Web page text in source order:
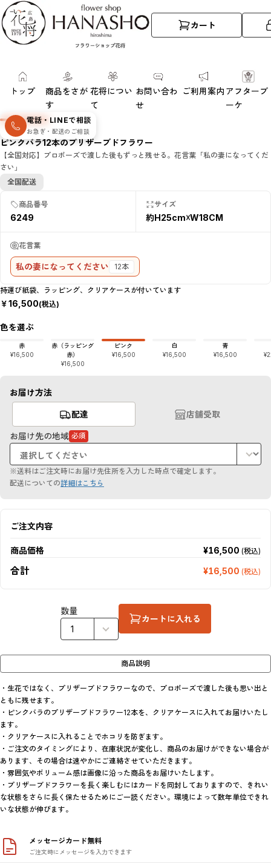
カート
トップ
商品をさが
す
花将につい
て
お問い合わ
せ
ご利用案内 アフターブ
ーケ
ピンクバラ12本のプリザーブドフラワー
【全国対応】プロポーズで渡した後もずっと残せる。花言葉「私の妻になってくだ
さい」
全国配送
商品番号
6249
サイズ
約H25cm☓W18CM
花言葉
私の妻になってください 12本
持運び紙袋、ラッピング、クリアケースが付いています
￥16,500(税込)
色を選ぶ
赤
¥16,500
赤（ラッピング
赤）
¥16,500
ピンク
¥16,500
白
¥16,500
青
¥16,500
お届け方法
配達 店舗受取
お届け先の地域 必須
（必
須
項
目）
※送料はご注文時にお届け先住所を入力した時点で確定します。
配送についての詳細はこちら
ご注文内容
商品価格 ¥16,500 (税込)
合計 ¥16,500 (税込)
数量
カートに入れる
商品説明
・生花ではなく、プリザーブドフラワーなので、プロポーズで渡した後も思い出と
ともに残せます。
・ピンクバラのプリザーブドフラワー12本を、クリアケースに入れてお届けいたし
ます。
・クリアケースに入れることでホコリを防ぎます。
・ご注文のタイミングにより、在庫状況が変化し、商品のお届けができない場合が
あります、その場合は速やかにご連絡させていただきます。
・雰囲気やボリューム感は画像に沿った商品をお届けいたします。
・プリザーブドフラワーを長く楽しむにはカードを同封しておりますので、きれい
な状態をさらに長く保たせるためにご一読ください。環境によって数年単位できれ
いな状態が伸びます。
メッセージカード無料
ご注文時にメッセージを入力できます
電話・LINEで相談
お急ぎ・配送のご相談